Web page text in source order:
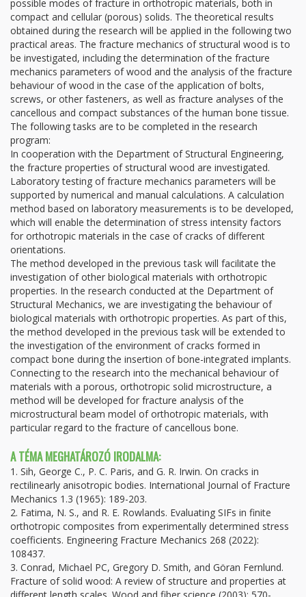
possible modes of fracture in orthotropic materials, both in
compact and cellular (porous) solids. The theoretical results
obtained during the research will be applied in the following two
practical areas. The fracture mechanics of structural wood is to
be investigated, including the determination of the fracture
mechanics parameters of wood and the analysis of the fracture
behaviour of wood in the case of the application of bolts,
screws, or other fasteners, as well as fracture analyses of the
cancellous and compact substances of the human bone tissue.
The following tasks are to be completed in the research
program:
In cooperation with the Department of Structural Engineering,
the fracture properties of structural wood are investigated.
Laboratory testing of fracture mechanics parameters will be
supported by numerical and manual calculations. A calculation
method based on laboratory measurements is to be developed,
which will enable the determination of stress intensity factors
for orthotropic materials in the case of cracks of different
orientations.
The method developed in the previous task will facilitate the
investigation of other biological materials with orthotropic
properties. In the research conducted at the Department of
Structural Mechanics, we are investigating the behaviour of
biological materials with orthotropic properties. As part of this,
the method developed in the previous task will be extended to
the investigation of the environment of cracks formed in
compact bone during the insertion of bone-integrated implants.
Connecting to the research into the mechanical behaviour of
materials with a porous, orthotropic solid microstructure, a
method will be developed for fracture analysis of the
microstructural beam model of orthotropic materials, with
particular regard to the fracture of cancellous bone.
A TÉMA MEGHATÁROZÓ IRODALMA:
1. Sih, George C., P. C. Paris, and G. R. Irwin. On cracks in
rectilinearly anisotropic bodies. International Journal of Fracture
Mechanics 1.3 (1965): 189-203.
2. Fatima, N. S., and R. E. Rowlands. Evaluating SIFs in finite
orthotropic composites from experimentally determined stress
coefficients. Engineering Fracture Mechanics 268 (2022):
108437.
3. Conrad, Michael PC, Gregory D. Smith, and Göran Fernlund.
Fracture of solid wood: A review of structure and properties at